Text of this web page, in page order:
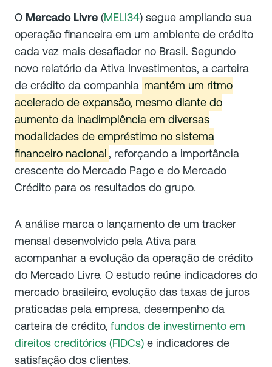
O Mercado Livre (MELI34) segue ampliando sua
operação financeira em um ambiente de crédito
cada vez mais desafiador no Brasil. Segundo
novo relatório da Ativa Investimentos, a carteira
de crédito da companhia mantém um ritmo
acelerado de expansão, mesmo diante do
aumento da inadimplência em diversas
modalidades de empréstimo no sistema
financeiro nacional , reforçando a importância
crescente do Mercado Pago e do Mercado
Crédito para os resultados do grupo.
A análise marca o lançamento de um tracker
mensal desenvolvido pela Ativa para
acompanhar a evolução da operação de crédito
do Mercado Livre. O estudo reúne indicadores do
mercado brasileiro, evolução das taxas de juros
praticadas pela empresa, desempenho da
carteira de crédito, fundos de investimento em
direitos creditórios (FIDCs) e indicadores de
satisfação dos clientes.